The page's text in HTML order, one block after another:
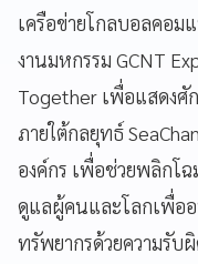
เครือข่ายโกลบอลคอม
งานมหกรรม GCNT
Together เพื่อแสดงศั
ภายใต้กลยุทธ์
องค์กร เพื่อช่วยพลิกโฉ
ดูแลผู้คนและโลกเพื่ออ
ทรัพยากรด้วยความรับ